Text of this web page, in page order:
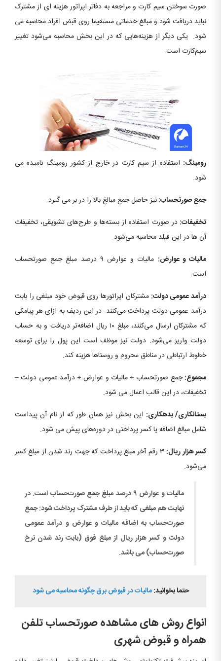
صورت سوختن سیم ­کارت و مراجعه به دفاتر اپراتور هزینه ای از مشترک
نباید دریافت شود و مبالغ خدماتی مستقیما روی قبض افراد محاسبه می
شود. یکی دیگر از هزینه‌هایی که در این بخش محاسبه می‌شود تغییر
سیم‌کارت است.
رومینگ: استفاده از سیم کارت در خارج از کشور رومینگ نامیده می
شود.
جمع صورتحساب:نیز حاصل جمع مبالغ بالا را در بر می گیرد.
تخفیفات:در صورت استفاده از بسته‌ها و طرح‌های تشویقی، تخفیفات
آن ها در این فیلد محاسبه می‌شود.
مالیات و عوارض:
مالیات و عوارض ۹ درصد مبلغ جمع صورتحساب
است.
درآمد عمومی دولت:مشترکان اپراتورها روی قبوض خود مبلغی را بابت
درآمد عمومی دولت پرداخت می‌کنند. در این ردیف به ازای هر پیامکی
که مشترکان ارسال می‌کنند، مبلغ ١٠ ریال اضافه‌تر دریافت و به حساب
دولت واریز می‌شود. دولت نیز موظف است این پول را برای توسعه
خطوط ارتباطی در مناطق محروم و روستاها هزینه کند.
مجموع:جمع صورتحساب + مالیات و عوارض + درآمد عمومی دولت –
تخفیفات، در این قالب اعمال می شود.
بستانکاری/ بدهکاری: این بخش نیز همان طور که از نام آن پیداست
شامل مبالغ اضافه یا کسر پرداختی در دوره‌های پیش می شود.
کسر هزار ریال:
۳ رقم آخر مبلغ پرداخت که جهت رند شدن از مبلغ کسر
می‌شود.
مالیات و عوارض ۹ درصد مبلغ جمع صورت‌حساب است. در
نهایت هم مبلغی که باید از طرف مشترک پرداخت شود: جمع
صورت‌حساب به اضافه مالیات و عوارض و درآمد عمومی
دولت و کسر هزار ریال از مبلغ فوق (بابت رند شدن نرخ
صورت‌حساب) می باشد.
حتما بخوانید:مالیات در قبوض برق چگونه محاسبه می شود
انواع روش های مشاهده صورتحساب تلفن
همراه و قبوض شهری